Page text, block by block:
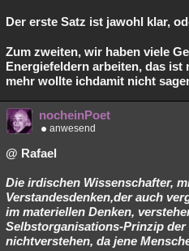
Der erste Satz ist jawohl klar,
Zum zweiten, wir haben viele
Energiefeldern arbeiten, das
mehr wollte ichdamit nicht
nocheinPoet
anwesend
@ Rafael
Die irdischen Wissenschafter,
Verstandesdenken,der auch
im materiellen Denken,
Selbstorganisations-Prinzip
nichtverstehen, da jene